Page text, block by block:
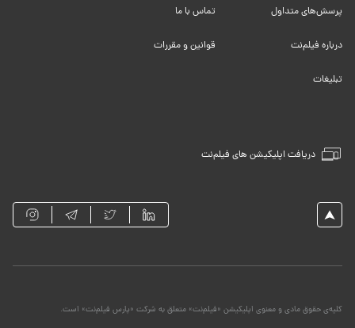
دریافت اپلیکیشن های فیلم‌نت
پرسش‌های متداول تماس با ما
درباره فیلم‌نت قوانین و مقررات
تبلیغات
کلیه‌ی حقوق مادی و معنوی اپلیکیشن «فیلم‌نت» متعلق به شرکت «پارس فیلم‌نت» است.